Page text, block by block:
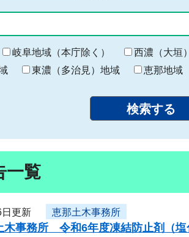
終
わ
り
岐阜地域（本庁除く） 西濃（大垣
東濃（多治見）地域 恵那地域
一覧
更新 恵那土木事務所
木事務所 令和6年度凍結防止剤（